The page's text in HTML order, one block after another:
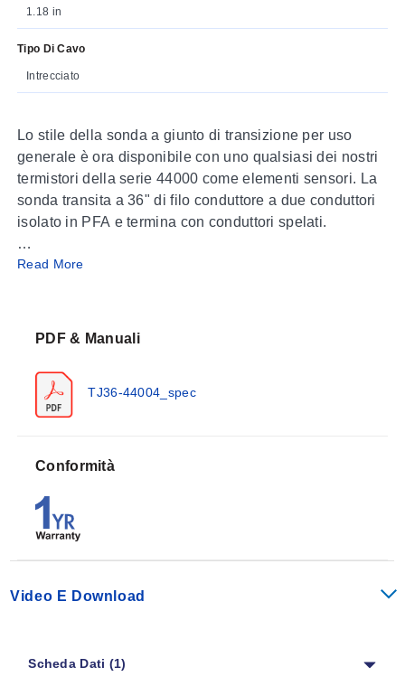
1.18 in
Tipo Di Cavo
Intrecciato
Lo stile della sonda a giunto di transizione per uso
generale è ora disponibile con uno qualsiasi dei nostri
termistori della serie 44000 come elementi sensori. La
sonda transita a 36" di filo conduttore a due conduttori
isolato in PFA e termina con conduttori spelati.
Per opzioni speciali consultare il reparto vendite o
delle termocoppie
Read More
PDF & Manuali
TJ36-44004_spec
Conformità
Video E Download
Scheda Dati (1)